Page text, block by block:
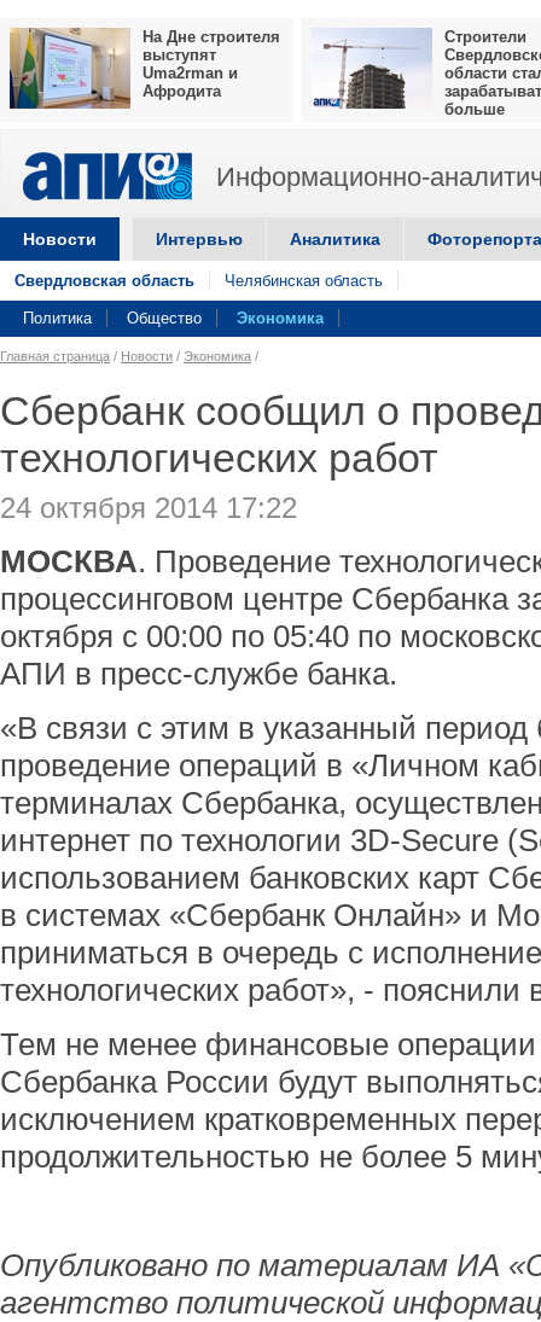
На Дне строителя
выступят
Uma2rman и
Афродита
Строители
области
больше
Информационно-
Новости Интервью Аналитика
Свердловская область Челябинская область
Политика Общество Экономика
Главная страница / Новости / Экономика /
Сбербанк сообщил о
технологических работ
24 октября 2014 17:22
МОСКВА. Проведение
процессинговом центре Сбербанка
октября с 00:00 по 05:40 по
АПИ в пресс-службе банка.
«В связи с этим в указанный период
проведение операций в «Личном
терминалах Сбербанка,
интернет по технологии 3D-Secure
использованием банковских карт
в системах «Сбербанк Онлайн» и
приниматься в очередь с
технологических работ», - пояснили
Тем не менее финансовые операции
Сбербанка России будут
исключением кратковременных
продолжительностью не более 5
Опубликовано по материалам ИА
агентство политической